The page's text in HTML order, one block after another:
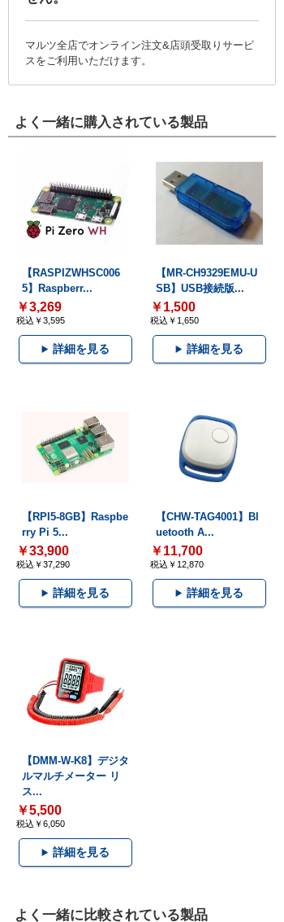
マルツ全店でオンライン注文&店頭受取りサービ
スをご利用いただけます。
よく一緒に購入されている製品
【RASPIZWHSC006
5】Raspberr...
￥3,269
税込￥3,595
詳細を見る
【MR-CH9329EMU-U
SB】USB接続版...
￥1,500
税込￥1,650
詳細を見る
【RPI5-8GB】Raspbe
rry Pi 5...
￥33,900
税込￥37,290
詳細を見る
【CHW-TAG4001】Bl
uetooth A...
￥11,700
税込￥12,870
詳細を見る
【DMM-W-K8】デジタ
ルマルチメーター リ
ス...
￥5,500
税込￥6,050
詳細を見る
よく一緒に比較されている製品